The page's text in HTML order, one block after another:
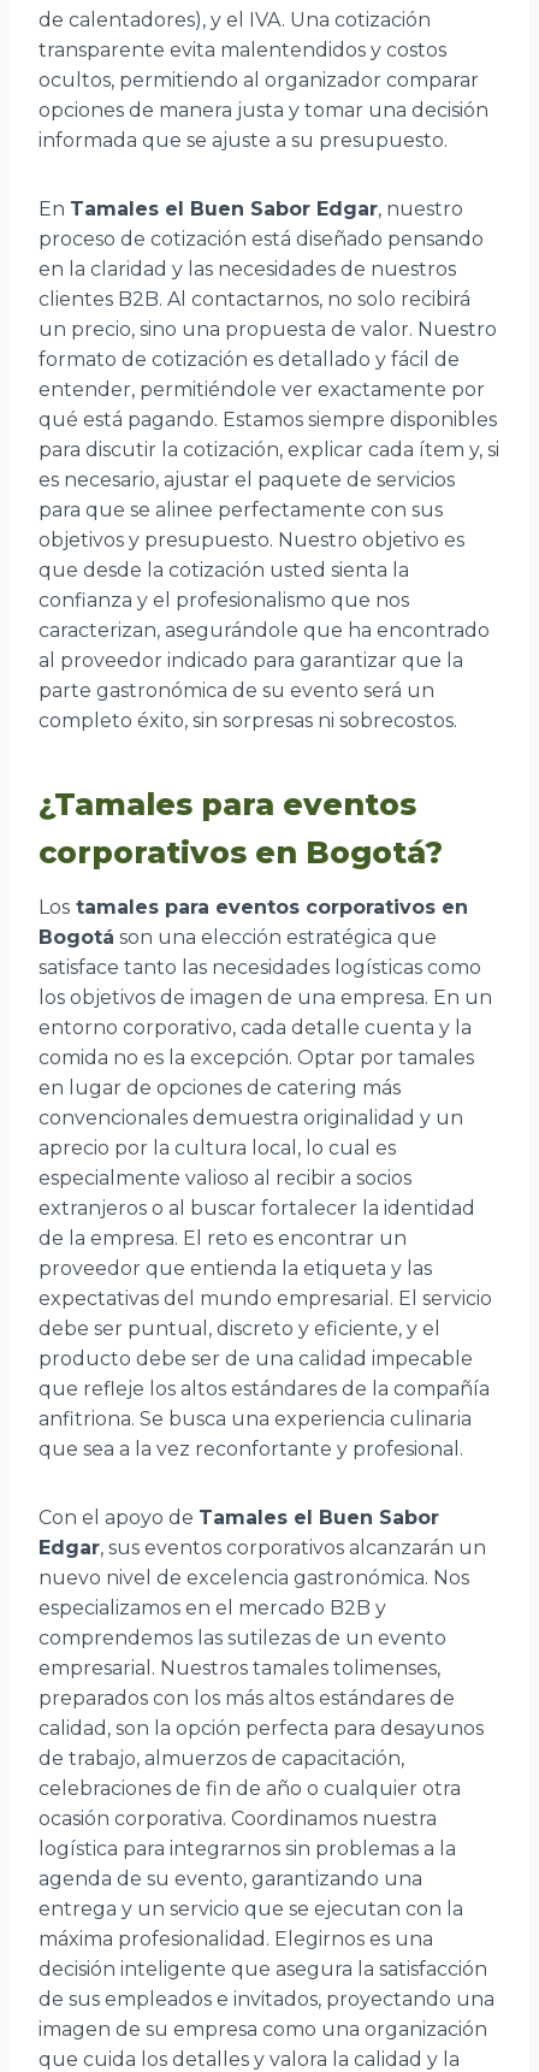
de calentadores), y el IVA. Una cotización
transparente evita malentendidos y costos
ocultos, permitiendo al organizador comparar
opciones de manera justa y tomar una decisión
informada que se ajuste a su presupuesto.
En Tamales el Buen Sabor Edgar, nuestro
proceso de cotización está diseñado pensando
en la claridad y las necesidades de nuestros
clientes B2B. Al contactarnos, no solo recibirá
un precio, sino una propuesta de valor. Nuestro
formato de cotización es detallado y fácil de
entender, permitiéndole ver exactamente por
qué está pagando. Estamos siempre disponibles
para discutir la cotización, explicar cada ítem y, si
es necesario, ajustar el paquete de servicios
para que se alinee perfectamente con sus
objetivos y presupuesto. Nuestro objetivo es
que desde la cotización usted sienta la
confianza y el profesionalismo que nos
caracterizan, asegurándole que ha encontrado
al proveedor indicado para garantizar que la
parte gastronómica de su evento será un
completo éxito, sin sorpresas ni sobrecostos.
¿Tamales para eventos
corporativos en Bogotá?
Los tamales para eventos corporativos en
Bogotá son una elección estratégica que
satisface tanto las necesidades logísticas como
los objetivos de imagen de una empresa. En un
entorno corporativo, cada detalle cuenta y la
comida no es la excepción. Optar por tamales
en lugar de opciones de catering más
convencionales demuestra originalidad y un
aprecio por la cultura local, lo cual es
especialmente valioso al recibir a socios
extranjeros o al buscar fortalecer la identidad
de la empresa. El reto es encontrar un
proveedor que entienda la etiqueta y las
expectativas del mundo empresarial. El servicio
debe ser puntual, discreto y eficiente, y el
producto debe ser de una calidad impecable
que refleje los altos estándares de la compañía
anfitriona. Se busca una experiencia culinaria
que sea a la vez reconfortante y profesional.
Con el apoyo de Tamales el Buen Sabor
Edgar, sus eventos corporativos alcanzarán un
nuevo nivel de excelencia gastronómica. Nos
especializamos en el mercado B2B y
comprendemos las sutilezas de un evento
empresarial. Nuestros tamales tolimenses,
preparados con los más altos estándares de
calidad, son la opción perfecta para desayunos
de trabajo, almuerzos de capacitación,
celebraciones de fin de año o cualquier otra
ocasión corporativa. Coordinamos nuestra
logística para integrarnos sin problemas a la
agenda de su evento, garantizando una
entrega y un servicio que se ejecutan con la
máxima profesionalidad. Elegirnos es una
decisión inteligente que asegura la satisfacción
de sus empleados e invitados, proyectando una
imagen de su empresa como una organización
que cuida los detalles y valora la calidad y la